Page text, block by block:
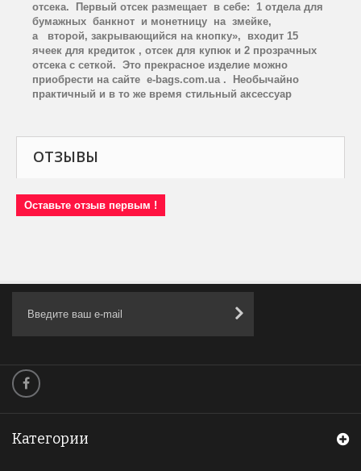
отсека. Первый отсек размещает в себе: 1 отдела для
бумажных банкнот и монетницу на змейке,
а второй, закрывающийся на кнопку», входит 15
ячеек для кредиток , отсек для купюк и 2 прозрачных
отсека с сеткой. Это прекрасное изделие можно
приобрести на сайте e-bags.com.ua. Необычайно
практичный и в то же время стильный аксессуар
ОТЗЫВЫ
Оставьте отзыв первым !
Категории